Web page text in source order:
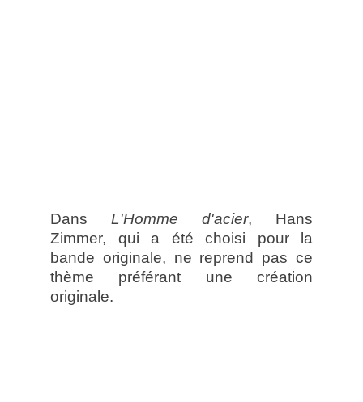
Dans L'Homme d'acier, Hans
Zimmer, qui a été choisi pour la
bande originale, ne reprend pas ce
thème préférant une création
originale.